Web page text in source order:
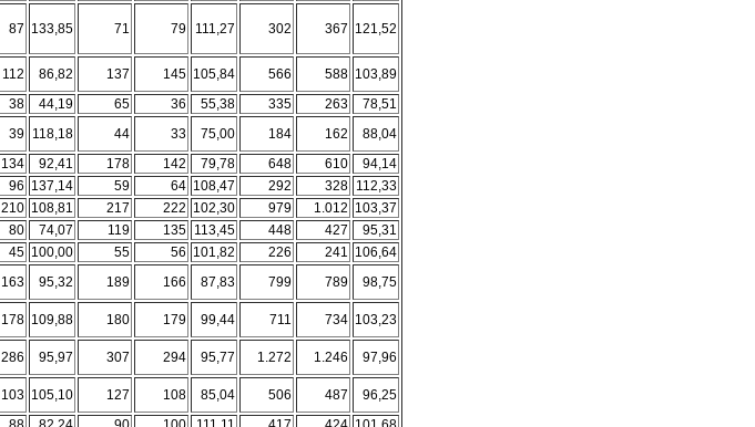
87 133,85 71 79 111,27 302 367 121,52
112 86,82 137 145 105,84 566 588 103,89
38 44,19 65 36 55,38 335 263
78,51
39 118,18 44 33 75,00 184 162
88,04
134 92,41 178 142 79,78 648 610
94,14
96 137,14 59 64 108,47 292 328 112,33
210 108,81 217 222 102,30 979 1.012 103,37
80 74,07 119 135 113,45 448 427
95,31
45 100,00 55 56 101,82 226 241 106,64
163 95,32 189 166 87,83 799 789 98,75
178 109,88 180 179 99,44 711 734 103,23
286 95,97 307 294 95,77 1.272 1.246 97,96
103 105,10 127 108 85,04 506 487
96,25